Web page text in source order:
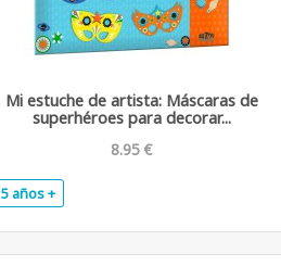
Mi estuche de artista: Máscaras de
superhéroes para decorar...
8.95 €
5 años +